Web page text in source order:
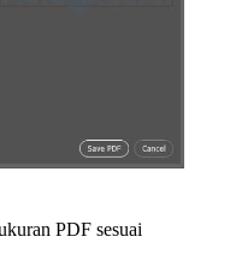
PDF sesuai